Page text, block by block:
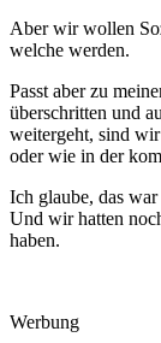
Aber wir wollen
welche werden.
Passt aber zu
überschritten und
weitergeht, sind
oder wie in der
Ich glaube, das
Und wir hatten
haben.
Werbung